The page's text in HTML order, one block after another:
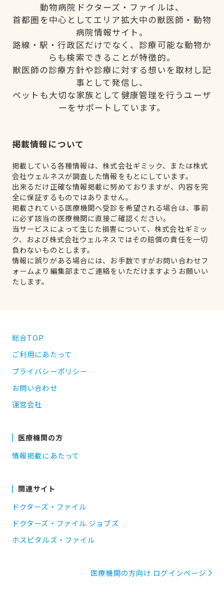
動物病院ドクターズ・ファイルは、
首都圏を中心としてエリア拡大中の獣医師・動物
病院情報サイト。
路線・駅・行政区だけでなく、診療可能な動物か
らも検索できることが特徴的。
獣医師の診療方針や診療に対する想いを取材し記
事として発信し、
ペットも大切な家族として健康管理を行うユーザ
ーをサポートしています。
掲載情報について
掲載している各種情報は、株式会社ギミック、または株式
会社ウェルネスが調査した情報をもとにしています。
出来るだけ正確な情報掲載に努めておりますが、内容を完
全に保証するものではありません。
掲載されている医療機関へ受診を希望される場合は、事前
に必ず該当の医療機関に直接ご確認ください。
当サービスによって生じた損害について、株式会社ギミッ
ク、および株式会社ウェルネスではその賠償の責任を一切
負わないものとします。
情報に誤りがある場合には、お手数ですがお問い合わせフ
ォームより編集部までご連絡をいただけますようお願いい
たします。
総合TOP
ご利用にあたって
プライバシーポリシー
お問い合わせ
運営会社
医療機関の方
情報掲載にあたって
関連サイト
ドクターズ・ファイル
ドクターズ・ファイル ジョブズ
ホスピタルズ・ファイル
医療機関の方向け ログインページ